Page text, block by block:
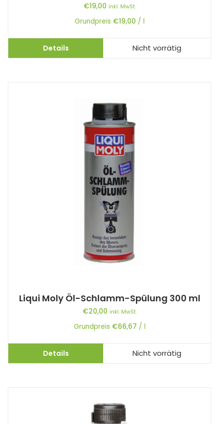
€19,00 inkl. MwSt.
Grundpreis €19,00 / l
Details Nicht vorrätig
Liqui Moly Öl-Schlamm-Spülung 300 ml
€20,00 inkl. MwSt.
Grundpreis €66,67 / l
Details Nicht vorrätig